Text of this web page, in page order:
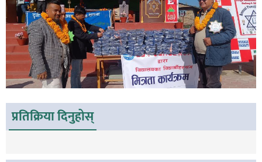
प्रतिक्रिया दिनुहोस्